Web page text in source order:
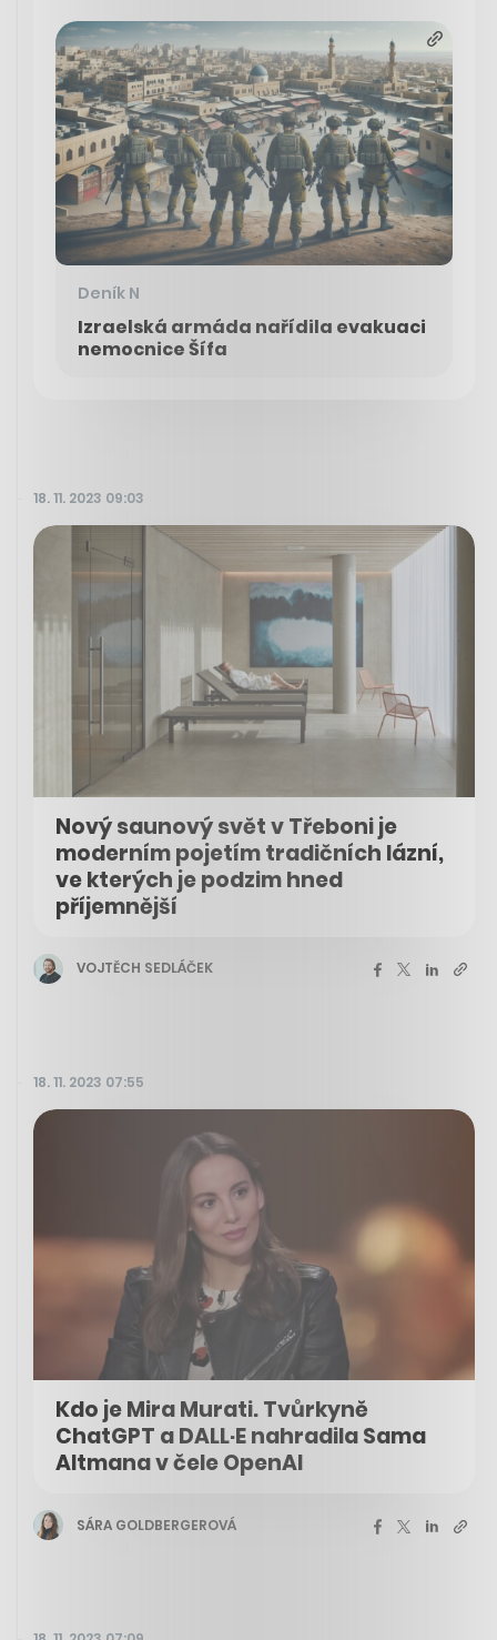
Deník N
Izraelská armáda nařídila evakuaci
nemocnice Šífa
18. 11. 2023 09:03
Nový saunový svět v Třeboni je
moderním pojetím tradičních lázní,
ve kterých je podzim hned
příjemnější
VOJTĚCH SEDLÁČEK
18. 11. 2023 07:55
Kdo je Mira Murati. Tvůrkyně
ChatGPT a DALL·E nahradila Sama
Altmana v čele OpenAI
SÁRA GOLDBERGEROVÁ